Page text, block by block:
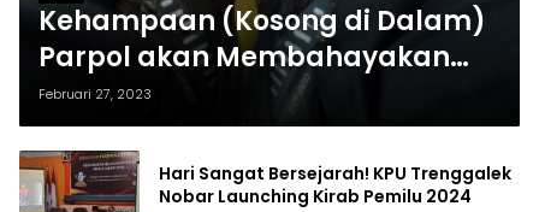
Kehampaan (Kosong di Dalam)
Parpol akan Membahayakan
Indonesia?
Februari 27, 2023
Hari Sangat Bersejarah! KPU Trenggalek
Nobar Launching Kirab Pemilu 2024